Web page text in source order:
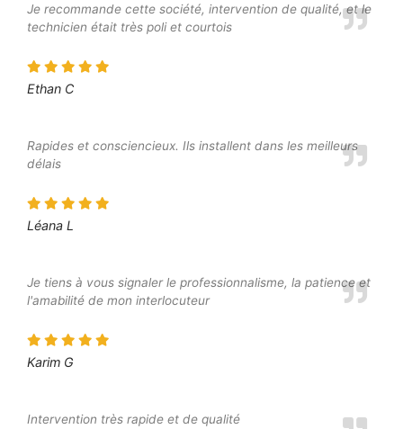
Je recommande cette société, intervention de qualité, et le
technicien était très poli et courtois
Ethan C
Rapides et consciencieux. Ils installent dans les meilleurs
délais
Léana L
Je tiens à vous signaler le professionnalisme, la patience et
l'amabilité de mon interlocuteur
Karim G
Intervention très rapide et de qualité